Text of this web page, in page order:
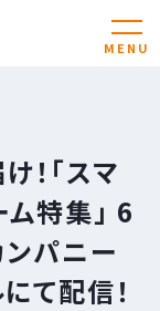
！「スマ
特集」 6
パニー
て配信！